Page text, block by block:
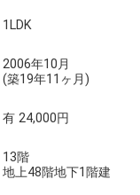
1LDK
2006年10月
(築19年11ヶ月)
有 24,000円
13階
地上48階地下1階建